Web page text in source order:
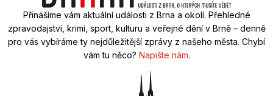
Přinášíme vám aktuální události z Brna a okolí. Přehledné
zpravodajství, krimi, sport, kulturu a veřejné dění v Brně – denně
pro vás vybíráme ty nejdůležitější zprávy z našeho města. Chybí
vám tu něco? Napište nám.